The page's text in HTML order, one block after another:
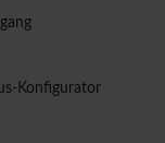
Konfigurator